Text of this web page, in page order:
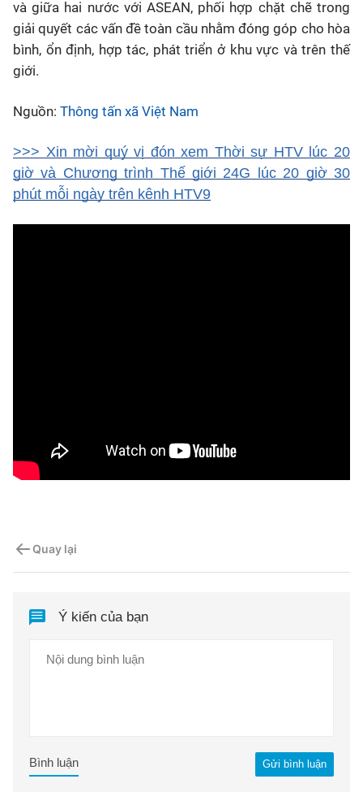
và giữa hai nước với ASEAN, phối hợp chặt chẽ trong
giải quyết các vấn đề toàn cầu nhằm đóng góp cho hòa
bình, ổn định, hợp tác, phát triển ở khu vực và trên thế
giới.
Nguồn: Thông tấn xã Việt Nam
>>> Xin mời quý vị đón xem Thời sự HTV lúc 20
giờ và Chương trình Thế giới 24G lúc 20 giờ 30
phút mỗi ngày trên kênh HTV9
Quay lại
Ý kiến của bạn
Gửi bình luận
Bình luận